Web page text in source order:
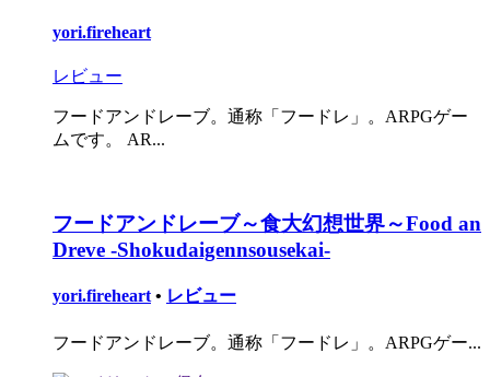
yori.fireheart
レビュー
フードアンドレーブ。通称「フードレ」。ARPGゲー
ムです。 AR...
フードアンドレーブ～食大幻想世界～Food an
Dreve -Shokudaigennsousekai-
yori.fireheart • レビュー
フードアンドレーブ。通称「フードレ」。ARPGゲー...